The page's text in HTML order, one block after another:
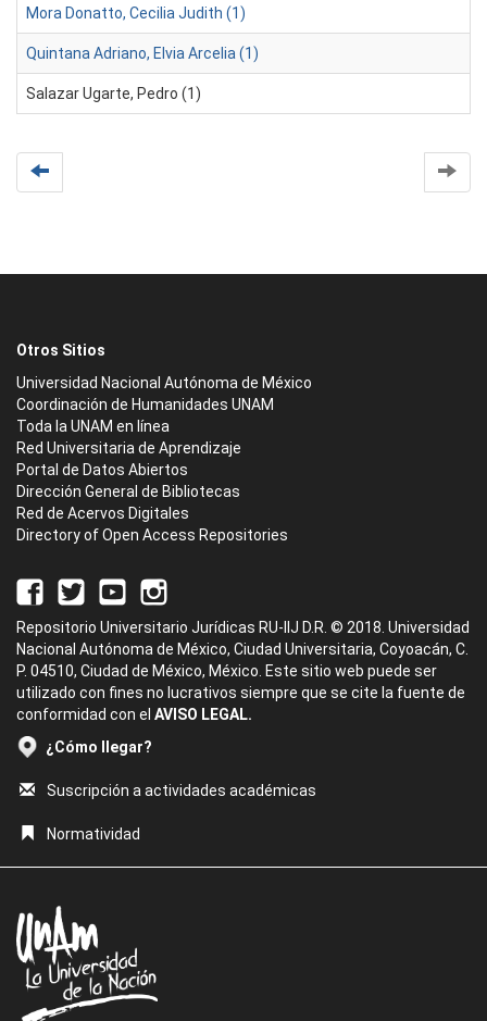
Mora Donatto, Cecilia Judith (1)
Quintana Adriano, Elvia Arcelia (1)
Salazar Ugarte, Pedro (1)
Otros Sitios
Universidad Nacional Autónoma de México
Coordinación de Humanidades UNAM
Toda la UNAM en línea
Red Universitaria de Aprendizaje
Portal de Datos Abiertos
Dirección General de Bibliotecas
Red de Acervos Digitales
Directory of Open Access Repositories
Repositorio Universitario Jurídicas RU-IIJ D.R. © 2018. Universidad
Nacional Autónoma de México, Ciudad Universitaria, Coyoacán, C.
P. 04510, Ciudad de México, México. Este sitio web puede ser
utilizado con fines no lucrativos siempre que se cite la fuente de
conformidad con el AVISO LEGAL.
¿Cómo llegar?
Suscripción a actividades académicas
Normatividad